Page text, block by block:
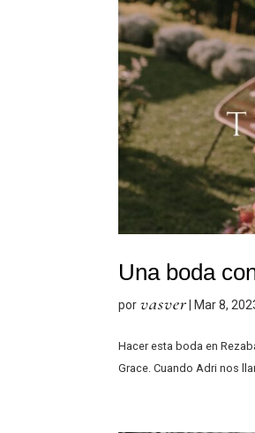
Una boda
por vasver| Mar 8,
Hacer esta boda en
Grace. Cuando Adri nos